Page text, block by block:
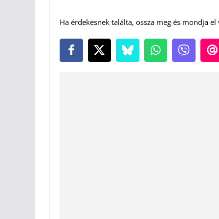
Ha érdekesnek találta, ossza meg és mondja el